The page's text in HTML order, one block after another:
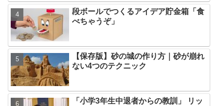
段ボールでつくるアイデア貯金箱「食
べちゃうぞ」
【保存版】砂の城の作り方｜砂が崩れ
ない4つのテクニック
「小学3年生中退者からの教訓」 リッ